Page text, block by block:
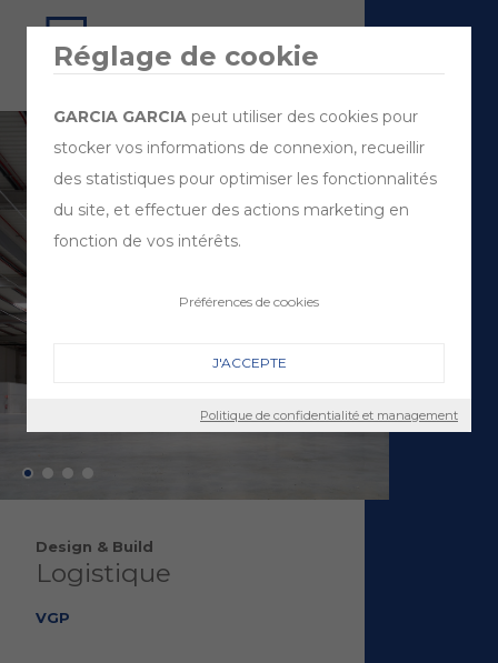
Design & Build
Logistique
VGP
Réglage de cookie
GARCIA GARCIA peut utiliser des cookies pour
stocker vos informations de connexion, recueillir
des statistiques pour optimiser les fonctionnalités
du site, et effectuer des actions marketing en
fonction de vos intérêts.
Préférences de cookies
J'ACCEPTE
Politique de confidentialité et management